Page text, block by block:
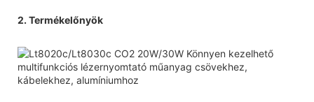
2. Termékelőnyök